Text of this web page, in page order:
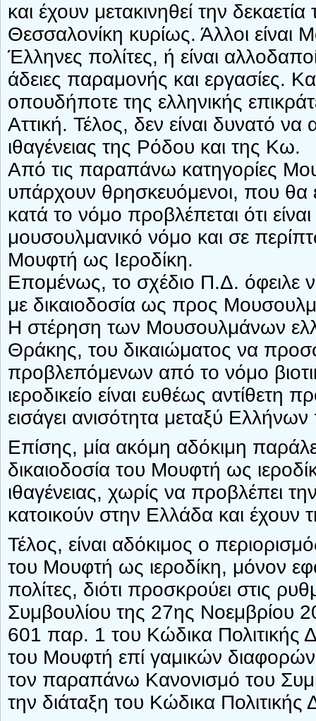
και έχουν μετακινηθεί την
Θεσσαλονίκη κυρίως. Άλλοι είναι
Έλληνες πολίτες, ή είναι
άδειες παραμονής και εργασίες.
οπουδήποτε της ελληνικής
Αττική. Τέλος, δεν είναι δυνατό
ιθαγένειας της Ρόδου και της Κω.
Από τις παραπάνω κατηγορίες
υπάρχουν θρησκευόμενοι, που θα
κατά το νόμο προβλέπεται ότι
μουσουλμανικό νόμο και σε
Μουφτή ως Ιεροδίκη.
Επομένως, το σχέδιο Π.Δ. όφειλε
με δικαιοδοσία ως προς
Η στέρηση των Μουσουλμάνων
Θράκης, του δικαιώματος να
προβλεπόμενων από το νόμο
ιεροδικείο είναι ευθέως αντίθετη
εισάγει ανισότητα μεταξύ
Επίσης, μία ακόμη αδόκιμη
δικαιοδοσία του Μουφτή ως
ιθαγένειας, χωρίς να προβλέπει
κατοικούν στην Ελλάδα και
Τέλος, είναι αδόκιμος ο
του Μουφτή ως ιεροδίκη, μόνον
πολίτες, διότι προσκρούει στις
Συμβουλίου της 27ης Νοεμβρίου
601 παρ. 1 του Κώδικα Πολιτικής
του Μουφτή επί γαμικών
τον παραπάνω Κανονισμό του
την διάταξη του Κώδικα Πολιτικής